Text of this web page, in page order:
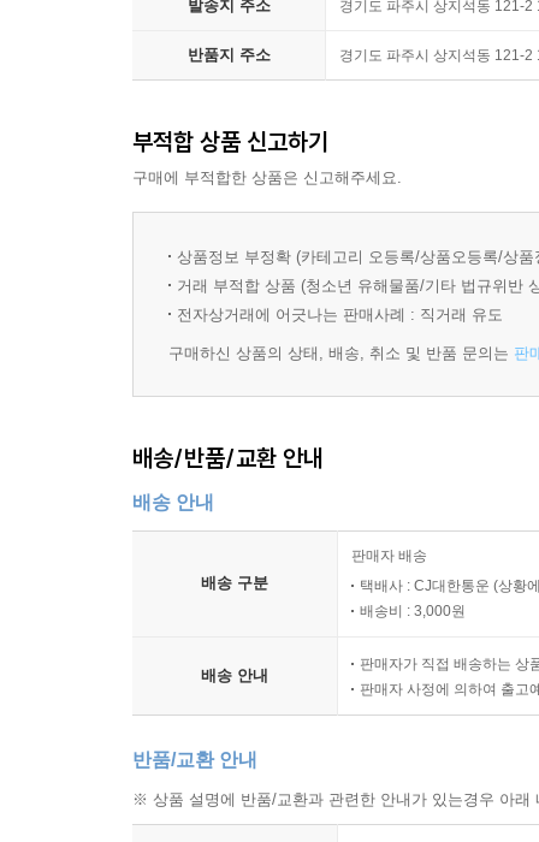
상대를 ‘제 잘난 멋에 사는 참여의식 없는 놈’
세계관을 보여주기에 충분했고, 이후 활동의 시
말하며, 그를 ‘차세대의 마틴 스콜세지’로 지목했
그가 창조한 여덟 번째 세계 『그랜드 부다페스트
영화 『그랜드 부다페스트 호텔』은 세계 대전
로비 보이 제로와 그의 멘토 구스타브가 주축
있다), 동화 같은 색감과 대칭의 아름다움이 부각
조각조차 갖고 싶게 만드는 소품들에 이르기까
가장 극대화된 작품이라는 평을 받는다.
웨스 앤더슨의 작품 세계를 가장 깊게 이해하는
담는 작업을 하였고, 그 결과 완벽한 아트북 『
7편의 영화를 묶어 『웨스 앤더슨 컬렉션』이라
권으로 묶은 이유는 그만큼 읽을거리와 볼거리
웨스 앤더슨뿐만 아니라 주연배우 랄프 파인스,
카노네로, 작곡가 알렉상드르 데스플라 등이
번뜩이는 지성을 갖춘 영롱한 보석 같은 이 작가는
발송지 주소 경기도 파주시 상지석동 121-2
반품지 주소 경기도 파주시 상지석동 121-2
부적합 상품 신고하기
구매에 부적합한 상품은 신고해주세요.
상품정보 부정확 (카테고리 오등록/상품오등록/상
거래 부적합 상품 (청소년 유해물품/기타 법규위반
전자상거래에 어긋나는 판매사례 : 직거래 유도
구매하신 상품의 상태, 배송, 취소 및 반품 문의는 판
배송/반품/교환 안내
배송 안내
배송 구분
판매자 배송
택배사 : CJ대한통운 (상황
배송비 : 3,000원
배송 안내
판매자가 직접 배송하는 상
판매자 사정에 의하여 출고
반품/교환 안내
※ 상품 설명에 반품/교환과 관련한 안내가 있는경우 아